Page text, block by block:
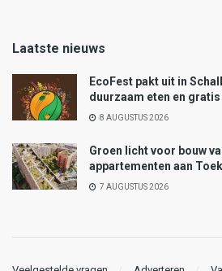
Laatste nieuws
EcoFest pakt uit in
duurzaam eten en
8 AUGUSTUS 2026
Groen licht voor bouw
appartementen aan
7 AUGUSTUS 2026